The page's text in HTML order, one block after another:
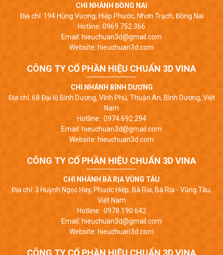
CHI NHÁNH ĐỒNG NAI
Địa chỉ: 194 Hùng Vương, Hiệp Phước, Nhơn Trạch, Đồng Nai
Hotline: 0969.752.366
Email: hieuchuan3d@gmail.com
Website: hieuchuan3d.com
CÔNG TY CỔ PHẦN HIỆU CHUẨN 3D VINA
CHI NHÁNH BÌNH DƯƠNG
Địa chỉ: 68 Đại lộ Bình Dương, Vĩnh Phú, Thuận An, Bình Dương, Việt
Nam
Hotline: 0974.692.294
Email: hieuchuan3d@gmail.com
Website: hieuchuan3d.com
CÔNG TY CỔ PHẦN HIỆU CHUẨN 3D VINA
CHI NHÁNH BÀ RỊA VŨNG TÀU
Địa chỉ: 3 Huỳnh Ngọc Hay, Phước Hiệp, Bà Rịa, Bà Rịa - Vũng Tàu,
Việt Nam
Hotline: 0978.190.642
Email: hieuchuan3d@gmail.com
Website: hieuchuan3d.com
CÔNG TY CỔ PHẦN HIỆU CHUẨN 3D VINA